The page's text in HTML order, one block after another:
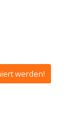
werden!